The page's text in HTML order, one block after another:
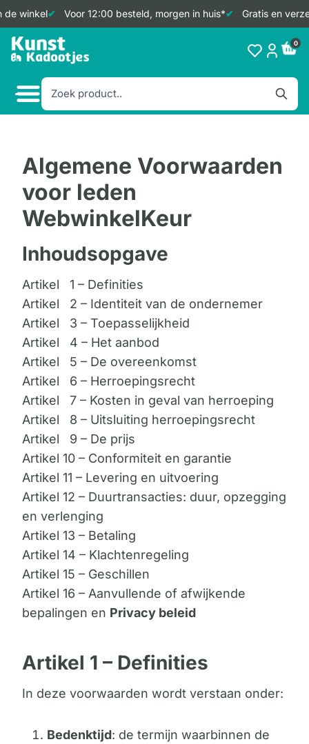
Voor 12:00 besteld, morgen in huis* Gratis en
Doorgaan
naar
0
Algemene Voorwaarden
voor leden
WebwinkelKeur
Inhoudsopgave
Artikel 1 – Definities
Artikel 2 – Identiteit van de ondernemer
Artikel 3 – Toepasselijkheid
Artikel 4 – Het aanbod
Artikel 5 – De overeenkomst
Artikel 6 – Herroepingsrecht
Artikel 7 – Kosten in geval van herroeping
Artikel 8 – Uitsluiting herroepingsrecht
Artikel 9 – De prijs
Artikel 10 – Conformiteit en garantie
Artikel 11 – Levering en uitvoering
Artikel 12 – Duurtransacties: duur, opzegging
en verlenging
Artikel 13 – Betaling
Artikel 14 – Klachtenregeling
Artikel 15 – Geschillen
Artikel 16 – Aanvullende of afwijkende
bepalingen en Privacy beleid
Artikel 1 – Definities
In deze voorwaarden wordt verstaan onder:
Bedenktijd: de termijn waarbinnen de